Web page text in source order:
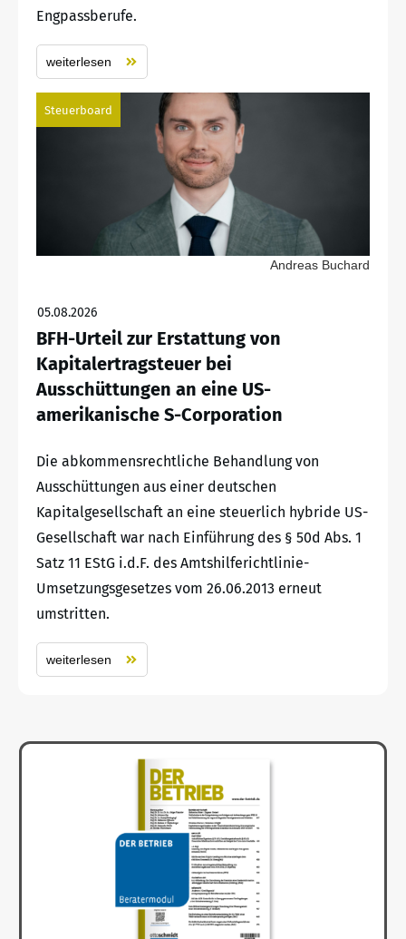
Engpassberufe.
weiterlesen
Steuerboard
Andreas Buchard
05.08.2026
BFH-Urteil zur Erstattung von
Kapitalertragsteuer bei
Ausschüttungen an eine US-
amerikanische S-Corporation
Die abkommensrechtliche Behandlung von
Ausschüttungen aus einer deutschen
Kapitalgesellschaft an eine steuerlich hybride US-
Gesellschaft war nach Einführung des § 50d Abs. 1
Satz 11 EStG i.d.F. des Amtshilferichtlinie-
Umsetzungsgesetzes vom 26.06.2013 erneut
umstritten.
weiterlesen